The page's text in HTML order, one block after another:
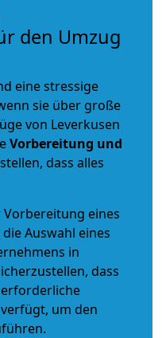
den Umzug
eine stressige
sie über große
von Leverkusen
Vorbereitung und
dass alles
eines
Auswahl eines
in
dass
um den